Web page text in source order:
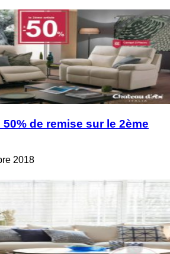
de remise sur le 2ème
2018